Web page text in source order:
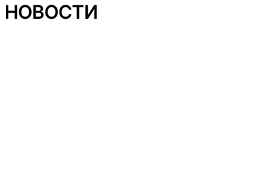
НОВОСТИ